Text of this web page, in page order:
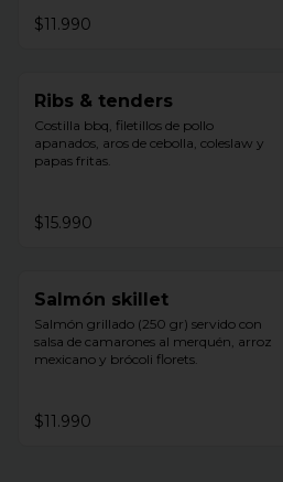
$11.990
Ribs & tenders
Costilla bbq, filetillos de pollo
apanados, aros de cebolla, coleslaw y
papas fritas.
$15.990
Salmón skillet
Salmón grillado (250 gr) servido con
salsa de camarones al merquén, arroz
mexicano y brócoli florets.
$11.990